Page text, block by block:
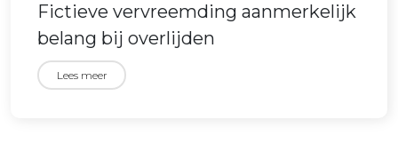
Fictieve vervreemding aanmerkelijk
belang bij overlijden
Lees meer